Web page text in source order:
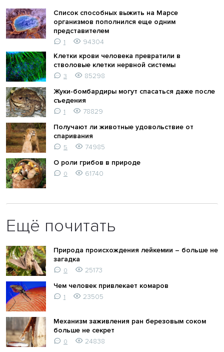
Список способных выжить на Марсе
организмов пополнился еще одним
представителем
1
94304
Клетки крови человека превратили в
стволовые клетки нервной системы
3
85298
Жуки-бомбардиры могут спасаться даже после
съедения
1
78829
Получают ли животные удовольствие от
спаривания
5
74985
О роли грибов в природе
0 61740
Ещё почитать
Природа происхождения лейкемии – больше не
загадка
0
25173
Чем человек привлекает комаров
1 23505
Механизм заживления ран березовым соком
больше не секрет
0
24838